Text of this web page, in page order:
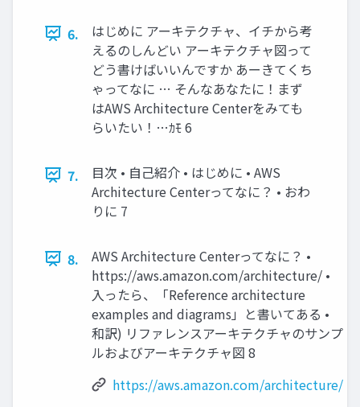
6.
はじめに アーキテクチャ、イチから考
えるのしんどい アーキテクチャ図って
どう書けばいいんですか あーきてくち
ゃってなに … そんなあなたに！まず
はAWS Architecture Centerをみても
らいたい！…ｶﾓ 6
7.
目次 • 自己紹介 • はじめに • AWS
Architecture Centerってなに？ • おわ
りに 7
8.
AWS Architecture Centerってなに？ •
https://aws.amazon.com/architecture/ •
入ったら、「Reference architecture
examples and diagrams」と書いてある •
和訳) リファレンスアーキテクチャのサンプ
ルおよびアーキテクチャ図 8
https://aws.amazon.com/architecture/